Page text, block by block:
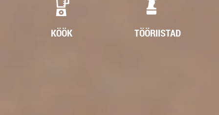
KÖÖK TÖÖRIISTAD